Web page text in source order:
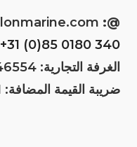
@:
+31 (0)85 0180 340
الغرفة التجارية: 85846554
ضريبة القيمة المضافة: NL863764764733B01